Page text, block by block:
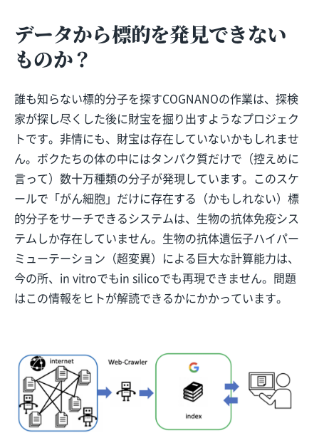
データから標的を発見できない
ものか？
誰も知らない標的分子を探すCOGNANOの作業は、探検
家が探し尽くした後に財宝を掘り出すようなプロジェク
トです。非情にも、財宝は存在していないかもしれませ
ん。ボクたちの体の中にはタンパク質だけで（控えめに
言って）数十万種類の分子が発現しています。このスケ
ールで「がん細胞」だけに存在する（かもしれない）標
的分子をサーチできるシステムは、生物の抗体免疫シス
テムしか存在していません。生物の抗体遺伝子ハイパー
ミューテーション（超変異）による巨大な計算能力は、
今の所、in vitroでもin silicoでも再現できません。問題
はこの情報をヒトが解読できるかにかかっています。